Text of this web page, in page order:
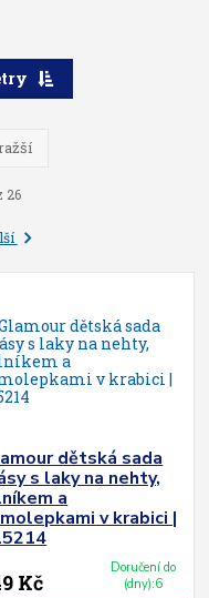
26
dětská sada
s laky na nehty,
a
v krabici |
Kč
Doručení do
(dny):6